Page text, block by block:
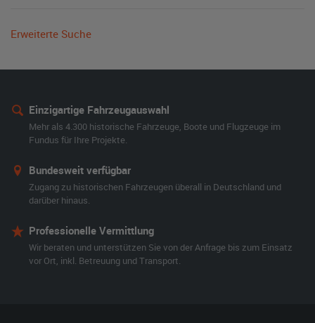
Erweiterte Suche
Einzigartige Fahrzeugauswahl
Mehr als 4.300 historische Fahrzeuge, Boote und Flugzeuge im
Fundus für Ihre Projekte.
Bundesweit verfügbar
Zugang zu historischen Fahrzeugen überall in Deutschland und
darüber hinaus.
Professionelle Vermittlung
Wir beraten und unterstützen Sie von der Anfrage bis zum Einsatz
vor Ort, inkl. Betreuung und Transport.